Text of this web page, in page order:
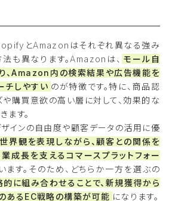
とAmazonはそれぞれ異なる強み
も異なります。Amazonは、 モール自
、Amazon内の検索結果や広告機能を
チしやすい のが特徴です。特に、商品認
購買意欲の高い層に対して、効果的な
ます。
インの自由度や顧客データの活用に優
界観を表現しながら、顧客との関係を
成長を支えるコマースプラットフォー
ます。そのため、どちらか一方を選ぶの
に組み合わせることで、新規獲得から
あるEC戦略の構築が可能 になります。